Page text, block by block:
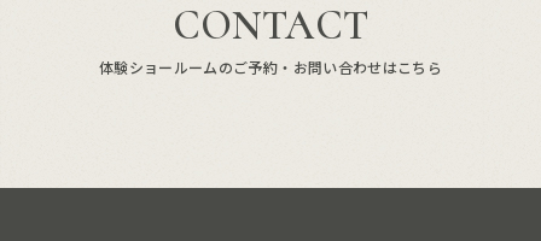
CONTACT
体験ショールームのご予約・お問い合わせはこちら